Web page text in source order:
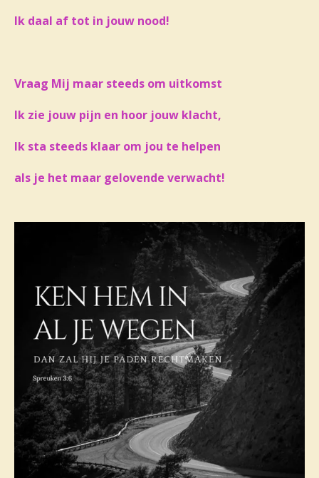
Ik daal af tot in jouw nood!
Vraag Mij maar steeds om uitkomst
Ik zie jouw pijn en hoor jouw klacht,
Ik sta steeds klaar om jou te helpen
als je het maar gelovende verwacht!